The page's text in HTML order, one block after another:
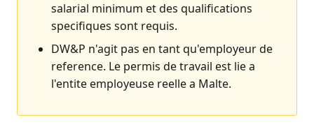
salarial minimum et des qualifications
specifiques sont requis.
DW&P n'agit pas en tant qu'employeur de
reference. Le permis de travail est lie a
l'entite employeuse reelle a Malte.